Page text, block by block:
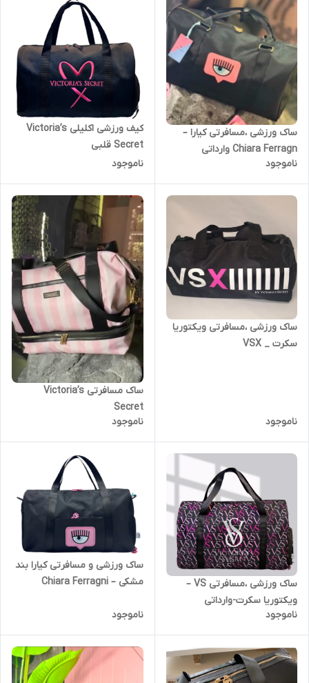
ساک ورزشی ،مسافرتی کیارا –
Chiara Ferragn وارداتی
ناموجود
کیف ورزشی اکلیلی Victoria’s
Secret قلبی
ناموجود
ساک ورزشی ،مسافرتی ویکتوریا
سکرت _ VSX
ناموجود
ساک مسافرتی Victoria’s
Secret
ناموجود
ساک ورزشی ،مسافرتی VS –
ویکتوریا سکرت-وارداتی
ناموجود
ساک ورزشی و مسافرتی کیارا بند
مشکی – Chiara Ferragni
ناموجود